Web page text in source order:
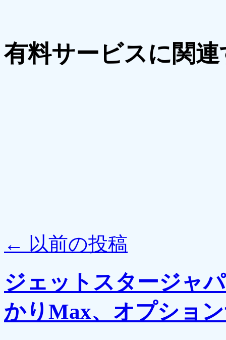
有料サービスに関
← 以前の投稿
ジェットスタージャ
かりMax、オプショ